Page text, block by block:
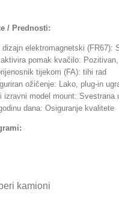
/ Prednosti:
dizajn elektromagnetski (FR67):
pomak kvačilo:
tijekom (FA): tihi rad
ožičenje: Lako, plug-in
izravni model mount: Svestrana
dana: Osiguranje kvalitete
kamioni